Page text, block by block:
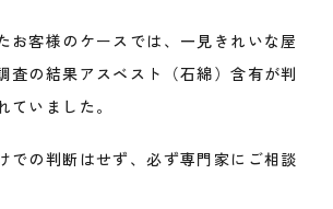
お客様のケースでは、一見きれいな屋
査の結果アスベスト（石綿）含有が判
いました。
での判断はせず、必ず専門家にご相談